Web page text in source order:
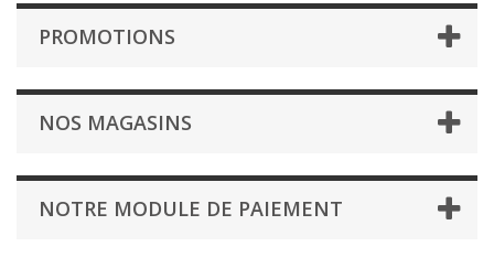
PROMOTIONS
NOS MAGASINS
NOTRE MODULE DE PAIEMENT